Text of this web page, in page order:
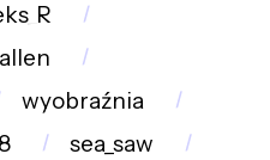
wyobraźnia
sea_saw